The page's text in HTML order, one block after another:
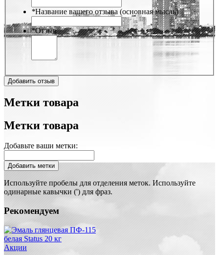
*Название вашего отзыва (основная мысль)
*Отзыв
Добавить отзыв
Метки товара
Метки товара
Добавьте ваши метки:
Добавить метки
Используйте пробелы для отделения меток. Используйте
одинарные кавычки (') для фраз.
Рекомендуем
Акции